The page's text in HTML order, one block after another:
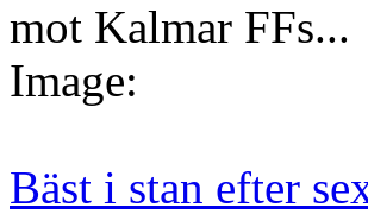
mot Kalmar FFs...
Image:
Bäst i stan efter